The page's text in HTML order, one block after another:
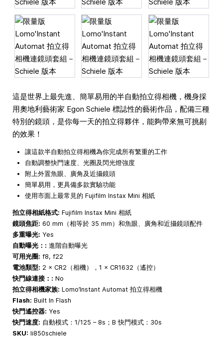
這是世界上最先進、簡單易用的半自動拍立得相機，機身採
用奧地利藝術家 Egon Schiele 標誌性的藝術作品，配備三種
特別的鏡頭，是你每一天的拍立得夥伴，能夠帶來無可挑剔
的效果！
讓這款半自動拍立得相機為你完成所有繁重的工作
自動調整快門速度、光圈及閃光燈強度
附上外置魚眼、廣角及近攝鏡頭
簡單易用，更具備多款實驗功能
使用市面上最常見的 Fujifilm Instax Mini 相紙
拍立得相紙格式: Fujifilm Instax Mini 相紙
鏡頭焦距: 60 mm（相等於 35 mm）和魚眼、廣角和近攝鏡頭配件
多重曝光: Yes
自動曝光：: 進階自動曝光
可用光圈: f8, f22
電池類型: 2 × CR2（相機），1 × CR1632（遙控）
快門線連接：: No
拍立得相機家族: Lomo’Instant Automat 拍立得相機
Flash: Built In Flash
快門遙控器: Yes
快門速度: 自動模式：1/125 – 8s；B 快門模式：30s
SKU: li850schiele